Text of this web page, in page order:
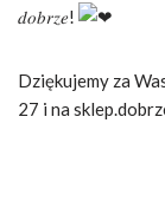
𝑑𝑜𝑏𝑟𝑧𝑒!
Dziękujemy za
27 i na